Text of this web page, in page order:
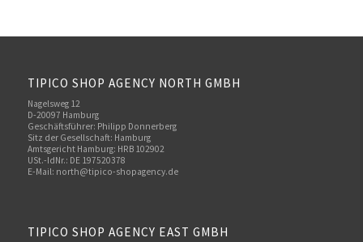
TIPICO SHOP AGENCY NORTH GMBH
Nagelsweg 12
D-20097 Hamburg
Geschäftsführer: Philipp Donnerberg
Sitz der Gesellschaft: Hamburg
Amtsgericht Hamburg: HRB 102902
USt.-IdNr.: DE 197520378
E-Mail: north@tipico-shopagency.de
TIPICO SHOP AGENCY EAST GMBH